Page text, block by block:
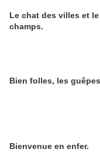
Le chat des villes et
champs.
Bien folles, les
Bienvenue en enfer.